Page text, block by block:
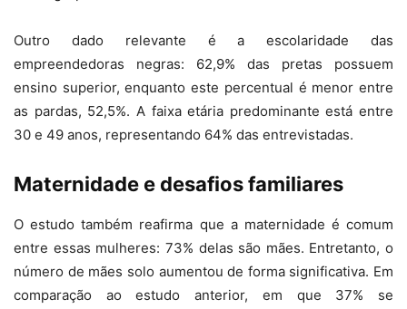
Outro dado relevante é a escolaridade das
empreendedoras negras: 62,9% das pretas possuem
ensino superior, enquanto este percentual é menor entre
as pardas, 52,5%. A faixa etária predominante está entre
30 e 49 anos, representando 64% das entrevistadas.
Maternidade e desafios familiares
O estudo também reafirma que a maternidade é comum
entre essas mulheres: 73% delas são mães. Entretanto, o
número de mães solo aumentou de forma significativa. Em
comparação ao estudo anterior, em que 37% se